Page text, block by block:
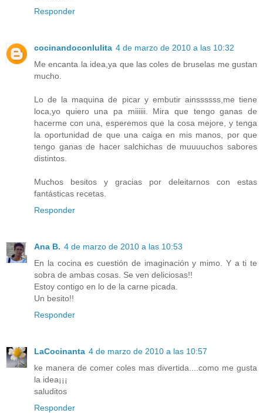
Responder
cocinandoconlulita 4 de marzo de 2010 a las 10:32
Me encanta la idea,ya que las coles de bruselas me gustan
mucho.
Lo de la maquina de picar y embutir ainssssss,me tiene
loca,yo quiero una pa miiiiii. Mira que tengo ganas de
hacerme con una, esperemos que la cosa mejore, y tenga
la oportunidad de que una caiga en mis manos, por que
tengo ganas de hacer salchichas de muuuuchos sabores
distintos.
Muchos besitos y gracias por deleitarnos con estas
fantásticas recetas.
Responder
Ana B. 4 de marzo de 2010 a las 10:53
En la cocina es cuestión de imaginación y mimo. Y a ti te
sobra de ambas cosas. Se ven deliciosas!!
Estoy contigo en lo de la carne picada.
Un besito!!
Responder
LaCocinanta 4 de marzo de 2010 a las 10:57
ke manera de comer coles mas divertida....como me gusta
la idea¡¡¡
saluditos
Responder